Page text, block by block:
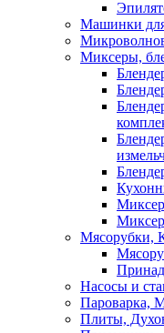
Машинки
Миксеры,
Мясорубки,
Насосы и
Пароварка,
Плиты,